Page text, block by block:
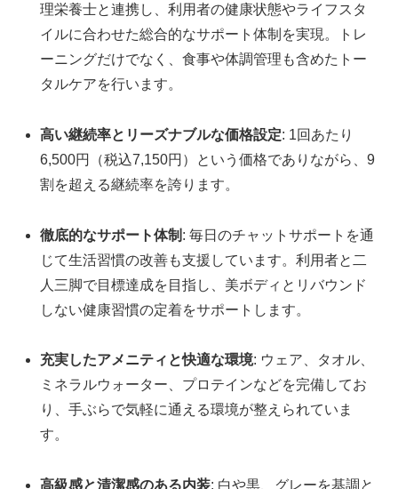
理栄養士と連携し、利用者の健康状態やライフスタ
イルに合わせた総合的なサポート体制を実現。トレ
ーニングだけでなく、食事や体調管理も含めたトー
タルケアを行います。
高い継続率とリーズナブルな価格設定: 1回あたり
6,500円（税込7,150円）という価格でありながら、9
割を超える継続率を誇ります。
徹底的なサポート体制 : 毎日のチャットサポートを通
じて生活習慣の改善も支援しています。利用者と二
人三脚で目標達成を目指し、美ボディとリバウンド
しない健康習慣の定着をサポートします。
充実したアメニティと快適な環境: ウェア、タオル、
ミネラルウォーター、プロテインなどを完備してお
り、手ぶらで気軽に通える環境が整えられていま
す。
高級感と清潔感のある内装: 白や黒、グレーを基調と